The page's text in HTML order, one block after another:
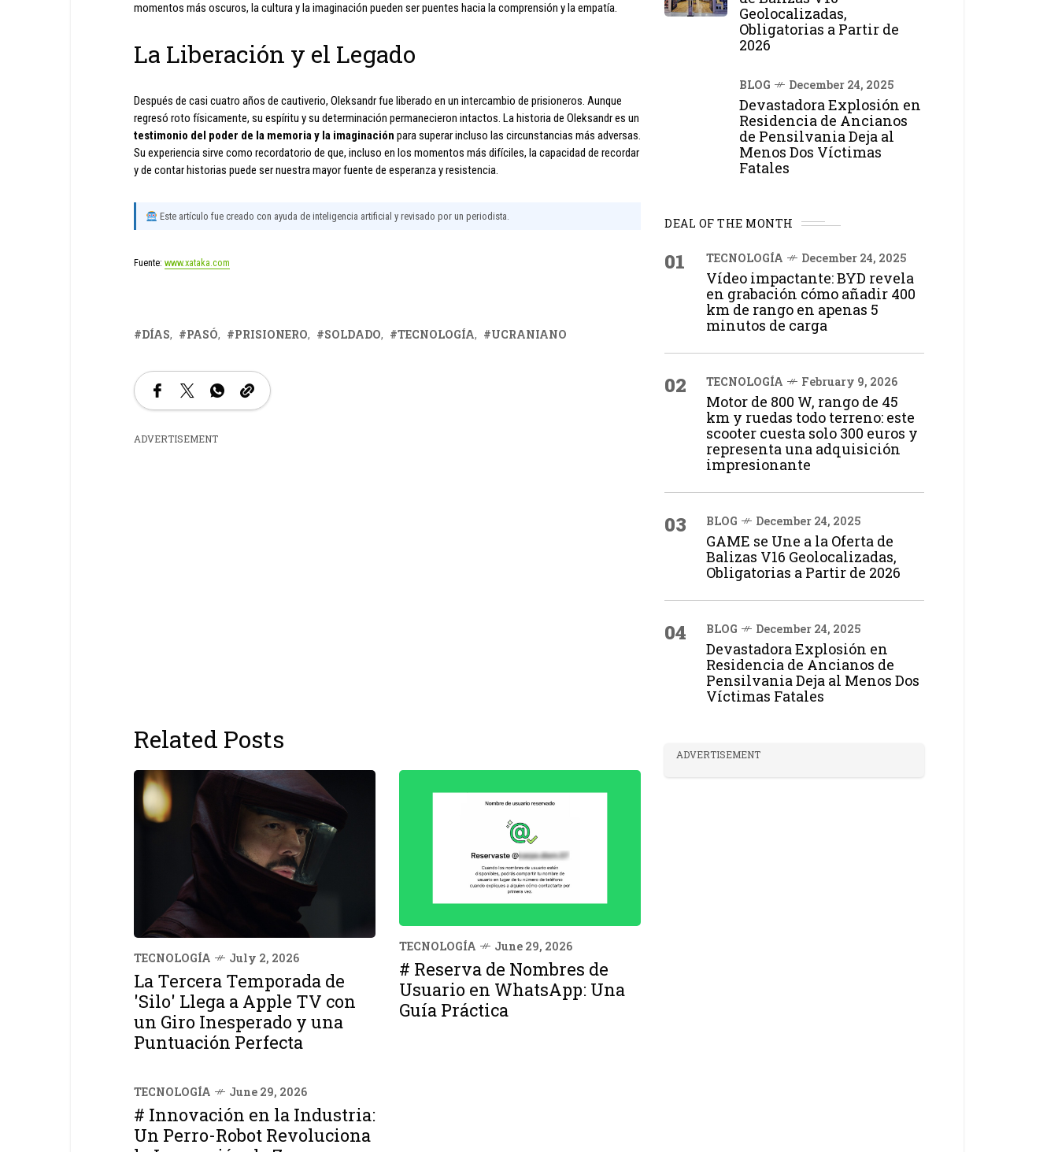
momentos más oscuros, la cultura y la imaginación pueden ser puentes hacia la comprensión y la empatía.
La Liberación y el Legado
Después de casi cuatro años de cautiverio, Oleksandr fue liberado en un intercambio de prisioneros. Aunque
regresó roto físicamente, su espíritu y su determinación permanecieron intactos. La historia de Oleksandr es un
testimonio del poder de la memoria y la imaginación para superar incluso las circunstancias más adversas.
Su experiencia sirve como recordatorio de que, incluso en los momentos más difíciles, la capacidad de recordar
y de contar historias puede ser nuestra mayor fuente de esperanza y resistencia.
Este artículo fue creado con ayuda de inteligencia artificial y revisado por un periodista.
Fuente: www.xataka.com
DÍAS PASÓ PRISIONERO SOLDADO TECNOLOGÍA UCRANIANO
ADVERTISEMENT
Related Posts
TECNOLOGÍA July 2, 2026
La Tercera Temporada de
'Silo' Llega a Apple TV con
un Giro Inesperado y una
Puntuación Perfecta
TECNOLOGÍA June 29, 2026
# Reserva de Nombres de
Usuario en WhatsApp: Una
Guía Práctica
TECNOLOGÍA June 29, 2026
# Innovación en la Industria:
Un Perro-Robot Revoluciona
Geolocalizadas,
Obligatorias a Partir de
2026
BLOG December 24, 2025
Devastadora Explosión en
Residencia de Ancianos
de Pensilvania Deja al
Menos Dos Víctimas
Fatales
DEAL OF THE MONTH
01 TECNOLOGÍA December 24, 2025
Vídeo impactante: BYD revela
en grabación cómo añadir 400
km de rango en apenas 5
minutos de carga
02 TECNOLOGÍA February 9, 2026
Motor de 800 W, rango de 45
km y ruedas todo terreno: este
scooter cuesta solo 300 euros y
representa una adquisición
impresionante
03 BLOG December 24, 2025
GAME se Une a la Oferta de
Balizas V16 Geolocalizadas,
Obligatorias a Partir de 2026
04 BLOG December 24, 2025
Devastadora Explosión en
Residencia de Ancianos de
Pensilvania Deja al Menos Dos
Víctimas Fatales
ADVERTISEMENT